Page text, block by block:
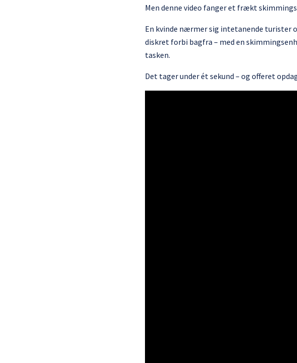
Men denne video fanger et frækt
En kvinde nærmer sig intetanende turister
diskret forbi bagfra – med en
tasken.
Det tager under ét sekund – og offeret